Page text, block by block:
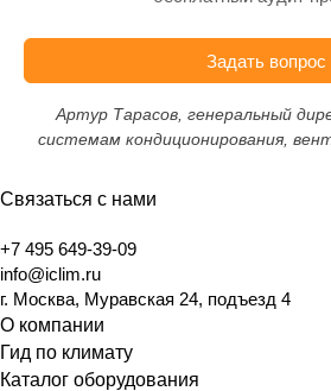
Задать вопрос
Артур Тарасов, генеральный
системам кондиционирования,
Связаться с нами
+7 495 649-39-09
info@iclim.ru
г. Москва, Муравская 24, подъезд 4
О компании
Гид по климату
Каталог оборудования